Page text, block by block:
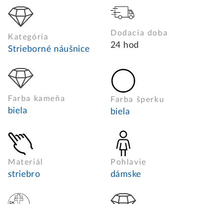
Kategória
Strieborné náušnice
Dodacia doba
24 hod
Farba kameňa
biela
Farba šperku
biela
Materiál
striebro
Pohlavie
dámske